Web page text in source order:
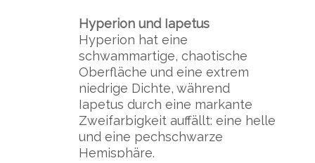
Hyperion und Iapetus
Hyperion hat eine
schwammartige, chaotische
Oberfläche und eine extrem
niedrige Dichte, während
Iapetus durch eine markante
Zweifarbigkeit auffällt: eine helle
und eine pechschwarze
Hemisphäre.